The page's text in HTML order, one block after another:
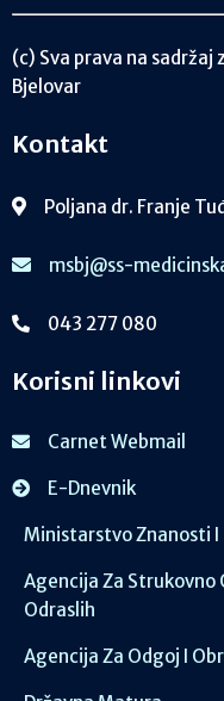
(c) Sva prava na sadržaj
Bjelovar
Kontakt
Poljana dr. Franje
msbj@ss-
043 277 080
Korisni linkovi
Carnet Webmail
E-Dnevnik
Ministarstvo Znanosti I
Agencija Za Strukovno
Odraslih
Agencija Za Odgoj I